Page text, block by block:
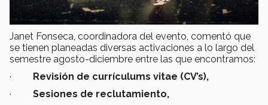
Janet Fonseca, coordinadora del evento, comentó que
se tienen planeadas diversas activaciones a lo largo del
semestre agosto-diciembre entre las que encontramos:
· Revisión de currículums vitae (CV’s),
· Sesiones de reclutamiento,